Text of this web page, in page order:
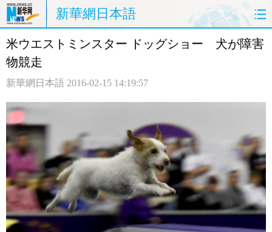
新華網日本語
ホームページ 政治 経済
中日対訳
米ウエストミンスター ドッグショー 犬が障害
物競走
新華網日本語 2016-02-15 14:19:57